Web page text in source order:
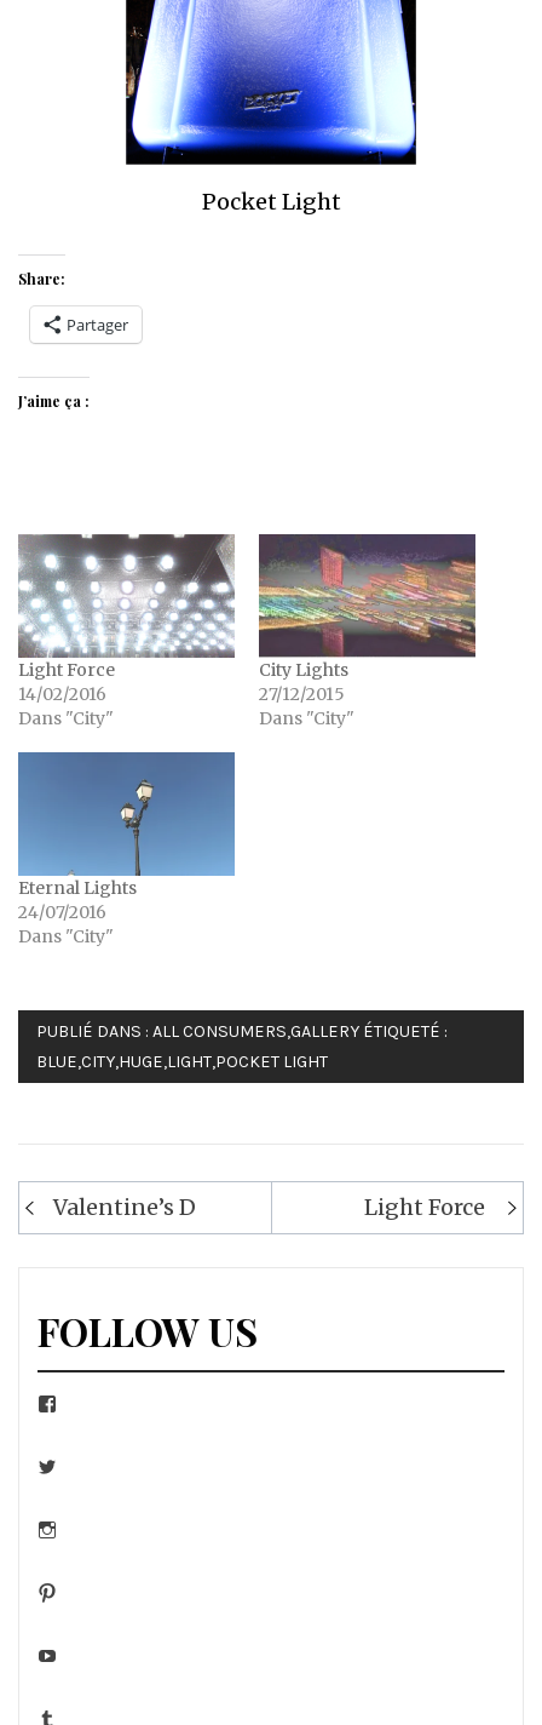
Pocket Light
Share:
Partager
J’aime ça :
Light Force
14/02/2016
Dans "City"
City Lights
27/12/2015
Dans "City"
Eternal Lights
24/07/2016
Dans "City"
PUBLIÉ DANS : ALL CONSUMERS,GALLERY ÉTIQUETÉ :
BLUE,CITY,HUGE,LIGHT,POCKET LIGHT
Navigation
de
Valentine’s D Light Force
FOLLOW US
Facebook
Twitter
Instagram
Pinterest
YouTube
Tumblr